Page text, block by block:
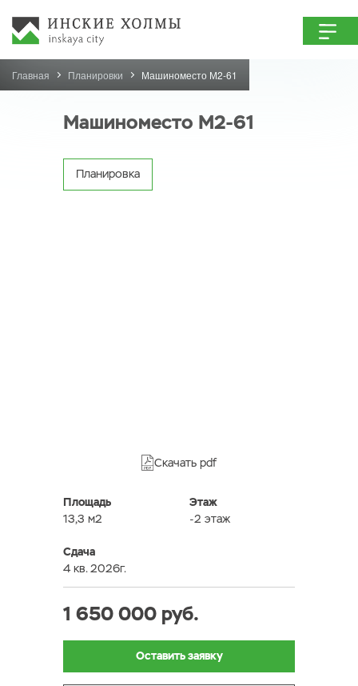
Главная Планировки Машиноместо М2-61
Машиноместо М2-61
Планировка
Скачать pdf
Площадь
13,3 м2
Этаж
-2 этаж
Сдача
4 кв. 2026г.
1 650 000 руб.
Оставить заявку